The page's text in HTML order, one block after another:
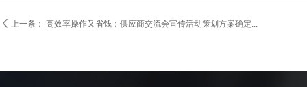
 上一条： 高效率操作又省钱：供应商交流会宣传活动策划方案确定...